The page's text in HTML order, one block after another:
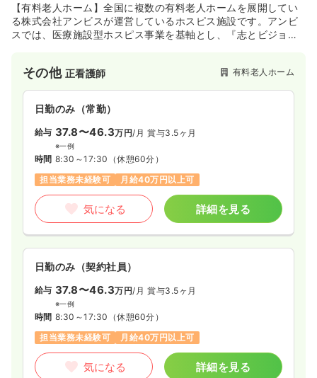
【有料老人ホーム】全国に複数の有料老人ホームを展開してい
る株式会社アンビスが運営しているホスピス施設です。アンビ
スでは、医療施設型ホスピス事業を基軸とし、『志とビジョン
護士による訪問ケア対応が可能な『医療特化型施設』となって
います。医療依存度が高い方に向けた新しいお住まいの提案を
しています。
その他 正看護師 有料老人ホーム
日勤のみ（常勤）
給与 37.8〜46.3万円/月 賞与3.5ヶ月
※一例
時間 8:30～17:30 （休憩60分）
担当業務未経験可
月給40万円以上可
気になる 詳細を見る
日勤のみ（契約社員）
給与 37.8〜46.3万円/月 賞与3.5ヶ月
※一例
時間 8:30～17:30 （休憩60分）
担当業務未経験可
月給40万円以上可
気になる 詳細を見る